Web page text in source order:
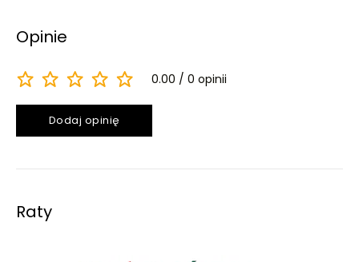
Opinie
0.00 0 opinii
Dodaj opinię
Raty